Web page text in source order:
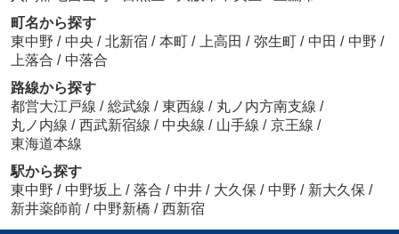
町名から探す
東中野 / 中央 / 北新宿 / 本町 / 上高田 / 弥生町 / 中田 / 中野 /
上落合 / 中落合
路線から探す
都営大江戸線 / 総武線 / 東西線 / 丸ノ内方南支線 /
丸ノ内線 / 西武新宿線 / 中央線 / 山手線 / 京王線 /
東海道本線
駅から探す
東中野 / 中野坂上 / 落合 / 中井 / 大久保 / 中野 / 新大久保 /
新井薬師前 / 中野新橋 / 西新宿